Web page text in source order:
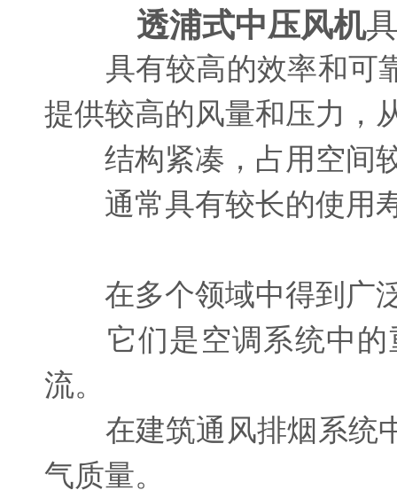
透浦式中压风机
具有较高的效率和可靠
提供较高的风量和压力，
结构紧凑，占用空间
通常具有较长的使用
在多个领域中得到广
它们是空调系统中的
流。
在建筑通风排烟系统中
气质量。